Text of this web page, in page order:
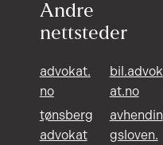
Andre
nettsteder
advokat.
no
bil.advok
at.no
tønsberg
advokat
avhendin
gsloven.